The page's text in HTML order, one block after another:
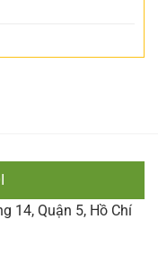
14, Quận 5, Hồ Chí